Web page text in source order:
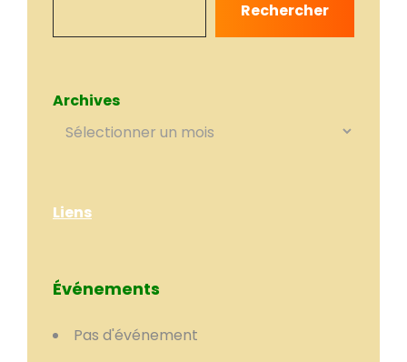
Rechercher
Archives
Liens
Événements
Pas d'événement